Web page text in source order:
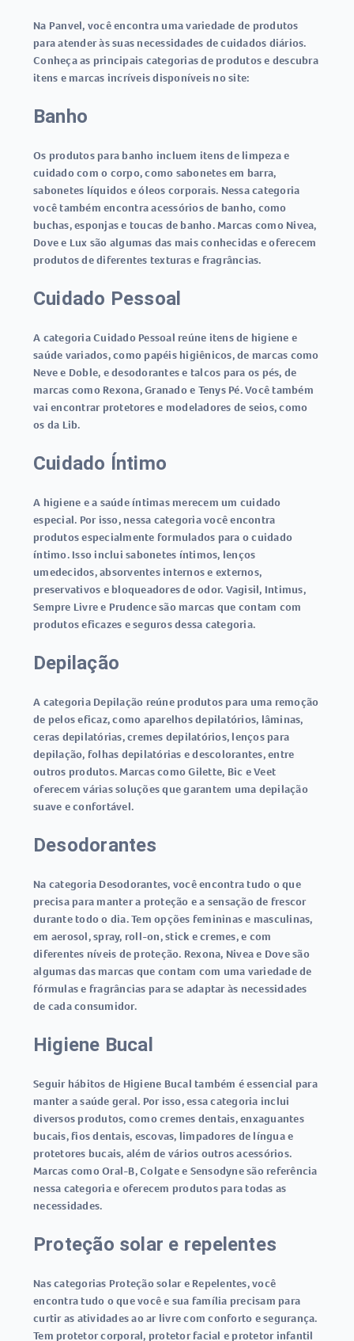
Na Panvel, você encontra uma variedade de produtos
para atender às suas necessidades de cuidados diários.
Conheça as principais categorias de produtos e descubra
itens e marcas incríveis disponíveis no site:
Banho
Os produtos para banho incluem itens de limpeza e
cuidado com o corpo, como sabonetes em barra,
sabonetes líquidos e óleos corporais. Nessa categoria
você também encontra acessórios de banho, como
buchas, esponjas e toucas de banho. Marcas como Nivea,
Dove e Lux são algumas das mais conhecidas e oferecem
produtos de diferentes texturas e fragrâncias.
Cuidado Pessoal
A categoria Cuidado Pessoal reúne itens de higiene e
saúde variados, como papéis higiênicos, de marcas como
Neve e Doble, e desodorantes e talcos para os pés, de
marcas como Rexona, Granado e Tenys Pé. Você também
vai encontrar protetores e modeladores de seios, como
os da Lib.
Cuidado Íntimo
A higiene e a saúde íntimas merecem um cuidado
especial. Por isso, nessa categoria você encontra
produtos especialmente formulados para o cuidado
íntimo. Isso inclui sabonetes íntimos, lenços
umedecidos, absorventes internos e externos,
preservativos e bloqueadores de odor. Vagisil, Intimus,
Sempre Livre e Prudence são marcas que contam com
produtos eficazes e seguros dessa categoria.
Depilação
A categoria Depilação reúne produtos para uma remoção
de pelos eficaz, como aparelhos depilatórios, lâminas,
ceras depilatórias, cremes depilatórios, lenços para
depilação, folhas depilatórias e descolorantes, entre
outros produtos. Marcas como Gilette, Bic e Veet
oferecem várias soluções que garantem uma depilação
suave e confortável.
Desodorantes
Na categoria Desodorantes, você encontra tudo o que
precisa para manter a proteção e a sensação de frescor
durante todo o dia. Tem opções femininas e masculinas,
em aerosol, spray, roll-on, stick e cremes, e com
diferentes níveis de proteção. Rexona, Nivea e Dove são
algumas das marcas que contam com uma variedade de
fórmulas e fragrâncias para se adaptar às necessidades
de cada consumidor.
Higiene Bucal
Seguir hábitos de Higiene Bucal também é essencial para
manter a saúde geral. Por isso, essa categoria inclui
diversos produtos, como cremes dentais, enxaguantes
bucais, fios dentais, escovas, limpadores de língua e
protetores bucais, além de vários outros acessórios.
Marcas como Oral-B, Colgate e Sensodyne são referência
nessa categoria e oferecem produtos para todas as
necessidades.
Proteção solar e repelentes
Nas categorias Proteção solar e Repelentes, você
encontra tudo o que você e sua família precisam para
curtir as atividades ao ar livre com conforto e segurança.
Tem protetor corporal, protetor facial e protetor infantil